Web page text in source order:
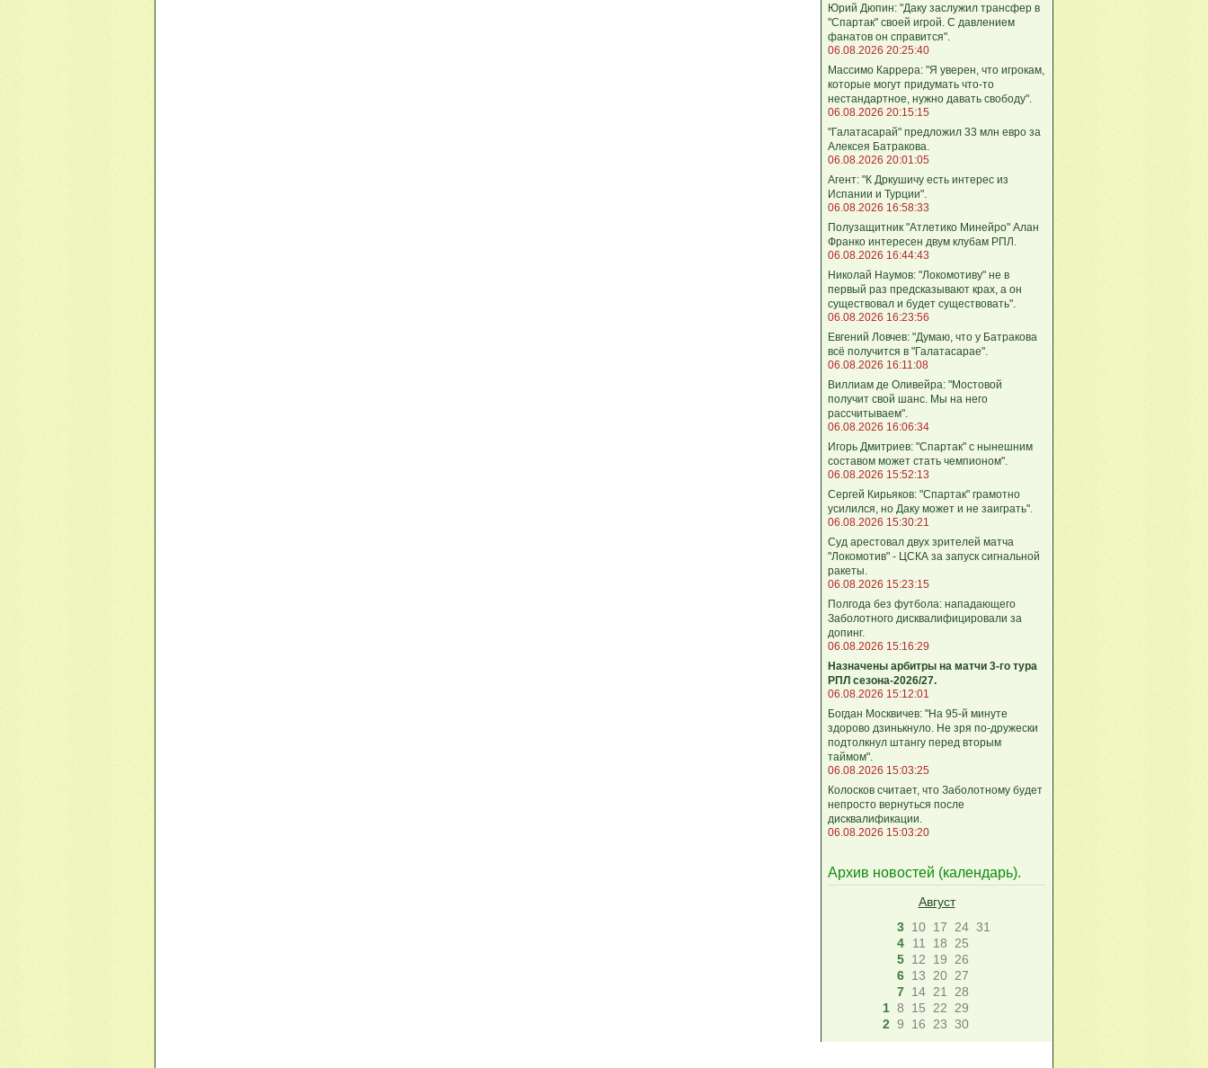
Юрий Дюпин: "Даку заслужил трансфер в
"Спартак" своей игрой. С давлением
фанатов он справится".
06.08.2026 20:25:40
Массимо Каррера: "Я уверен, что игрокам,
которые могут придумать что-то
нестандартное, нужно давать свободу".
06.08.2026 20:15:15
"Галатасарай" предложил 33 млн евро за
Алексея Батракова.
06.08.2026 20:01:05
Агент: "К Дркушичу есть интерес из
Испании и Турции".
06.08.2026 16:58:33
Полузащитник "Атлетико Минейро" Алан
Франко интересен двум клубам РПЛ.
06.08.2026 16:44:43
Николай Наумов: "Локомотиву" не в
первый раз предсказывают крах, а он
существовал и будет существовать".
06.08.2026 16:23:56
Евгений Ловчев: "Думаю, что у Батракова
всё получится в "Галатасарае".
06.08.2026 16:11:08
Виллиам де Оливейра: "Мостовой
получит свой шанс. Мы на него
рассчитываем".
06.08.2026 16:06:34
Игорь Дмитриев: "Спартак" с нынешним
составом может стать чемпионом".
06.08.2026 15:52:13
Сергей Кирьяков: "Спартак" грамотно
усилился, но Даку может и не заиграть".
06.08.2026 15:30:21
Суд арестовал двух зрителей матча
"Локомотив" - ЦСКА за запуск сигнальной
ракеты.
06.08.2026 15:23:15
Полгода без футбола: нападающего
Заболотного дисквалифицировали за
допинг.
06.08.2026 15:16:29
Назначены арбитры на матчи 3-го тура
РПЛ сезона-2026/27.
06.08.2026 15:12:01
Богдан Москвичев: "На 95‑й минуте
здорово дзинькнуло. Не зря по‑дружески
подтолкнул штангу перед вторым
таймом".
06.08.2026 15:03:25
Колосков считает, что Заболотному будет
непросто вернуться после
дисквалификации.
06.08.2026 15:03:20
Архив новостей (календарь).
Август
3 10 17 24 31
4
11 18
25
5 12 19
26
6 13 20 27
7 14 21
28
1 8 15 22
29
2 9 16 23 30